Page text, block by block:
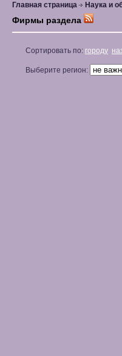
Главная страница Наука и
Фирмы раздела
Сортировать по: городу
Выберите регион: